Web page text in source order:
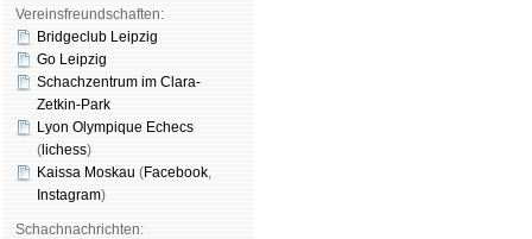
Vereinsfreundschaften:
Bridgeclub Leipzig
Go Leipzig
Schachzentrum im Clara-
Zetkin-Park
Lyon Olympique Echecs
( lichess)
Kaissa Moskau (Face­book,
Insta­gram)
Schachnachrichten: